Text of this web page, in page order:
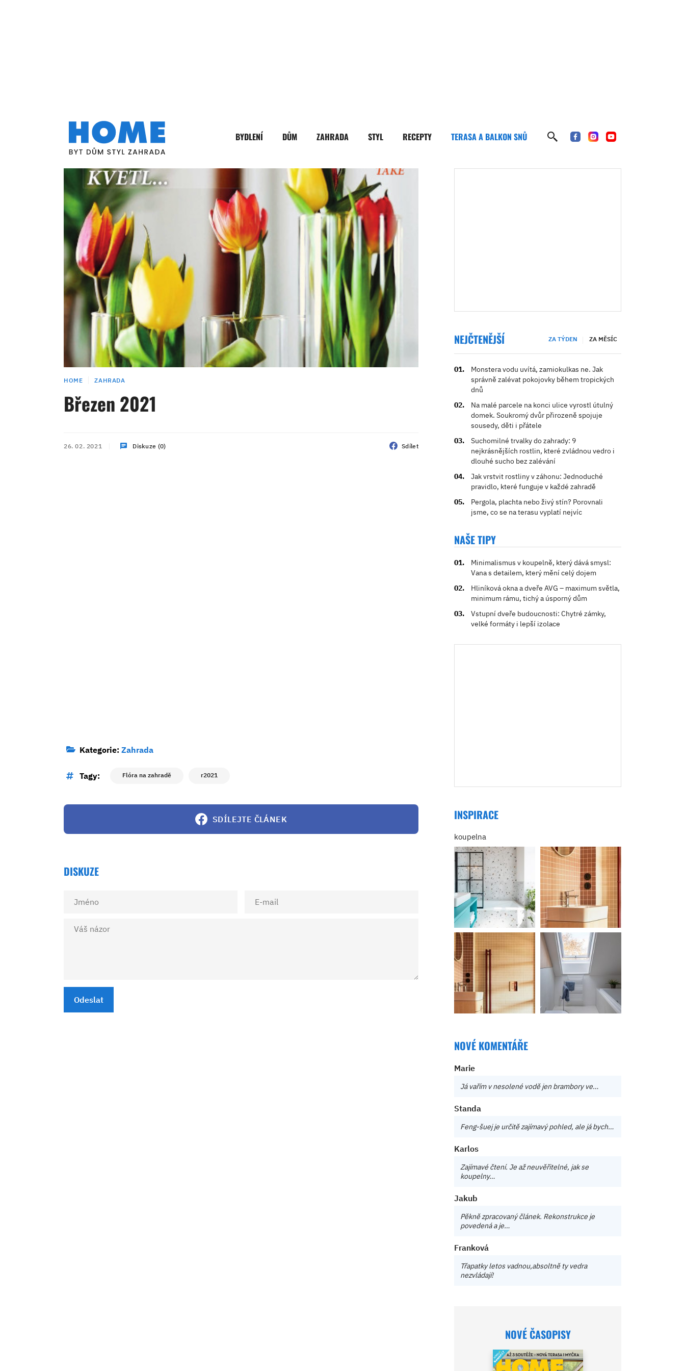
BYDLENÍ DŮM ZAHRADA STYL RECEPTY TERASA A BALKON SNŮ
HOME ZAHRADA
Březen 2021
26. 02. 2021 Diskuze (0) Sdílet
Kategorie: Zahrada
Tagy: Flóra na zahradě r2021
SDÍLEJTE ČLÁNEK
DISKUZE
Odeslat
NEJČTENĚJŠÍ ZA TÝDEN ZA MĚSÍC
Monstera vodu uvítá, zamiokulkas ne. Jak
správně zalévat pokojovky během tropických
dnů
Na malé parcele na konci ulice vyrostl útulný
domek. Soukromý dvůr přirozeně spojuje
sousedy, děti i přátele
Suchomilné trvalky do zahrady: 9
nejkrásnějších rostlin, které zvládnou vedro i
dlouhé sucho bez zalévání
Jak vrstvit rostliny v záhonu: Jednoduché
pravidlo, které funguje v každé zahradě
Pergola, plachta nebo živý stín? Porovnali
jsme, co se na terasu vyplatí nejvíc
NAŠE TIPY
Minimalismus v koupelně, který dává smysl:
Vana s detailem, který mění celý dojem
Hliníková okna a dveře AVG – maximum světla,
minimum rámu, tichý a úsporný dům
Vstupní dveře budoucnosti: Chytré zámky,
velké formáty i lepší izolace
INSPIRACE
koupelna
NOVÉ KOMENTÁŘE
Marie
Já vařím v nesolené vodě jen brambory ve…
Standa
Feng-šuej je určitě zajímavý pohled, ale já bych…
Karlos
Zajímavé čtení. Je až neuvěřitelné, jak se
koupelny…
Jakub
Pěkně zpracovaný článek. Rekonstrukce je
povedená a je…
Franková
Třapatky letos vadnou,absoltně ty vedra
nezvládají!
NOVÉ ČASOPISY